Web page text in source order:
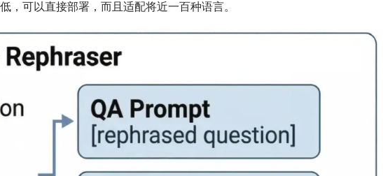
，可以直接部署，而且适配将近一百种语言。